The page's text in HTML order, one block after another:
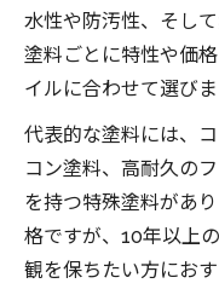
水性や防汚性、そし
塗料ごとに特性や価
イルに合わせて選びま
代表的な塗料には、
コン塗料、高耐久の
を持つ特殊塗料があ
格ですが、10年以上
観を保ちたい方にお